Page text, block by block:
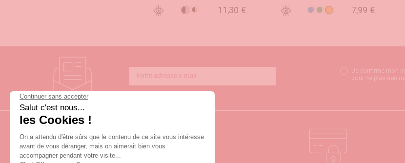
Noir / Argenté
Noir / Doré11,30 € BleuVertOrange 7,99 €
Je confirme mon
pour ne plus rien